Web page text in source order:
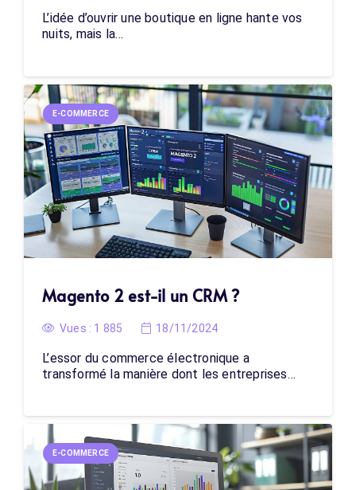
L’idée d’ouvrir une boutique en ligne hante vos
nuits, mais la…
E-COMMERCE
Magento 2 est-il un CRM ?
Vues : 1 885 18/11/2024
L’essor du commerce électronique a
transformé la manière dont les entreprises…
E-COMMERCE